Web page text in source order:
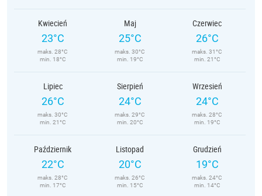
Kwiecień
23°C
maks. 28°C
min. 18°C
Maj
25°C
maks. 30°C
min. 19°C
Czerwiec
26°C
maks. 31°C
min. 21°C
Lipiec
26°C
maks. 30°C
min. 21°C
Sierpień
24°C
maks. 29°C
min. 20°C
Wrzesień
24°C
maks. 28°C
min. 19°C
Październik
22°C
maks. 28°C
min. 17°C
Listopad
20°C
maks. 26°C
min. 15°C
Grudzień
19°C
maks. 24°C
min. 14°C